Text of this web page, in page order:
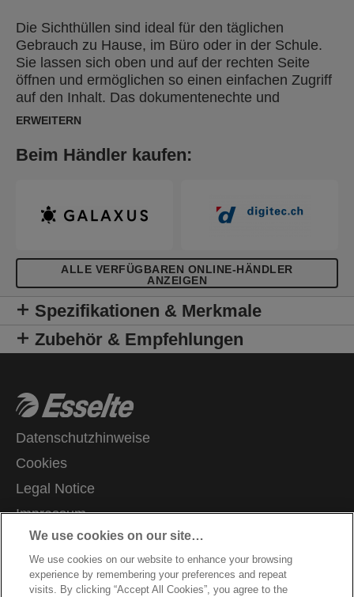
Die Sichthüllen sind ideal für den täglichen
Gebrauch zu Hause, im Büro oder in der Schule.
Sie lassen sich oben und auf der rechten Seite
öffnen und ermöglichen so einen einfachen Zugriff
auf den Inhalt. Das dokumentenechte und
säurefreie Material gewährleistet den Schutz der
recyceltem PP-Kunststoff (Polypropylen), extern
ERWEITERN
Beim Händler kaufen:
ALLE VERFÜGBAREN ONLINE-HÄNDLER
ANZEIGEN
Spezifikationen & Merkmale
Zubehör & Empfehlungen
Datenschutzhinweise
Cookies
Legal Notice
Impressum
Meine Daten verwalten
Kundenservice
Karriere
We use cookies on our site…
We use cookies on our website to enhance your browsing
experience by remembering your preferences and repeat
visits. By clicking “Accept All Cookies”, you agree to the